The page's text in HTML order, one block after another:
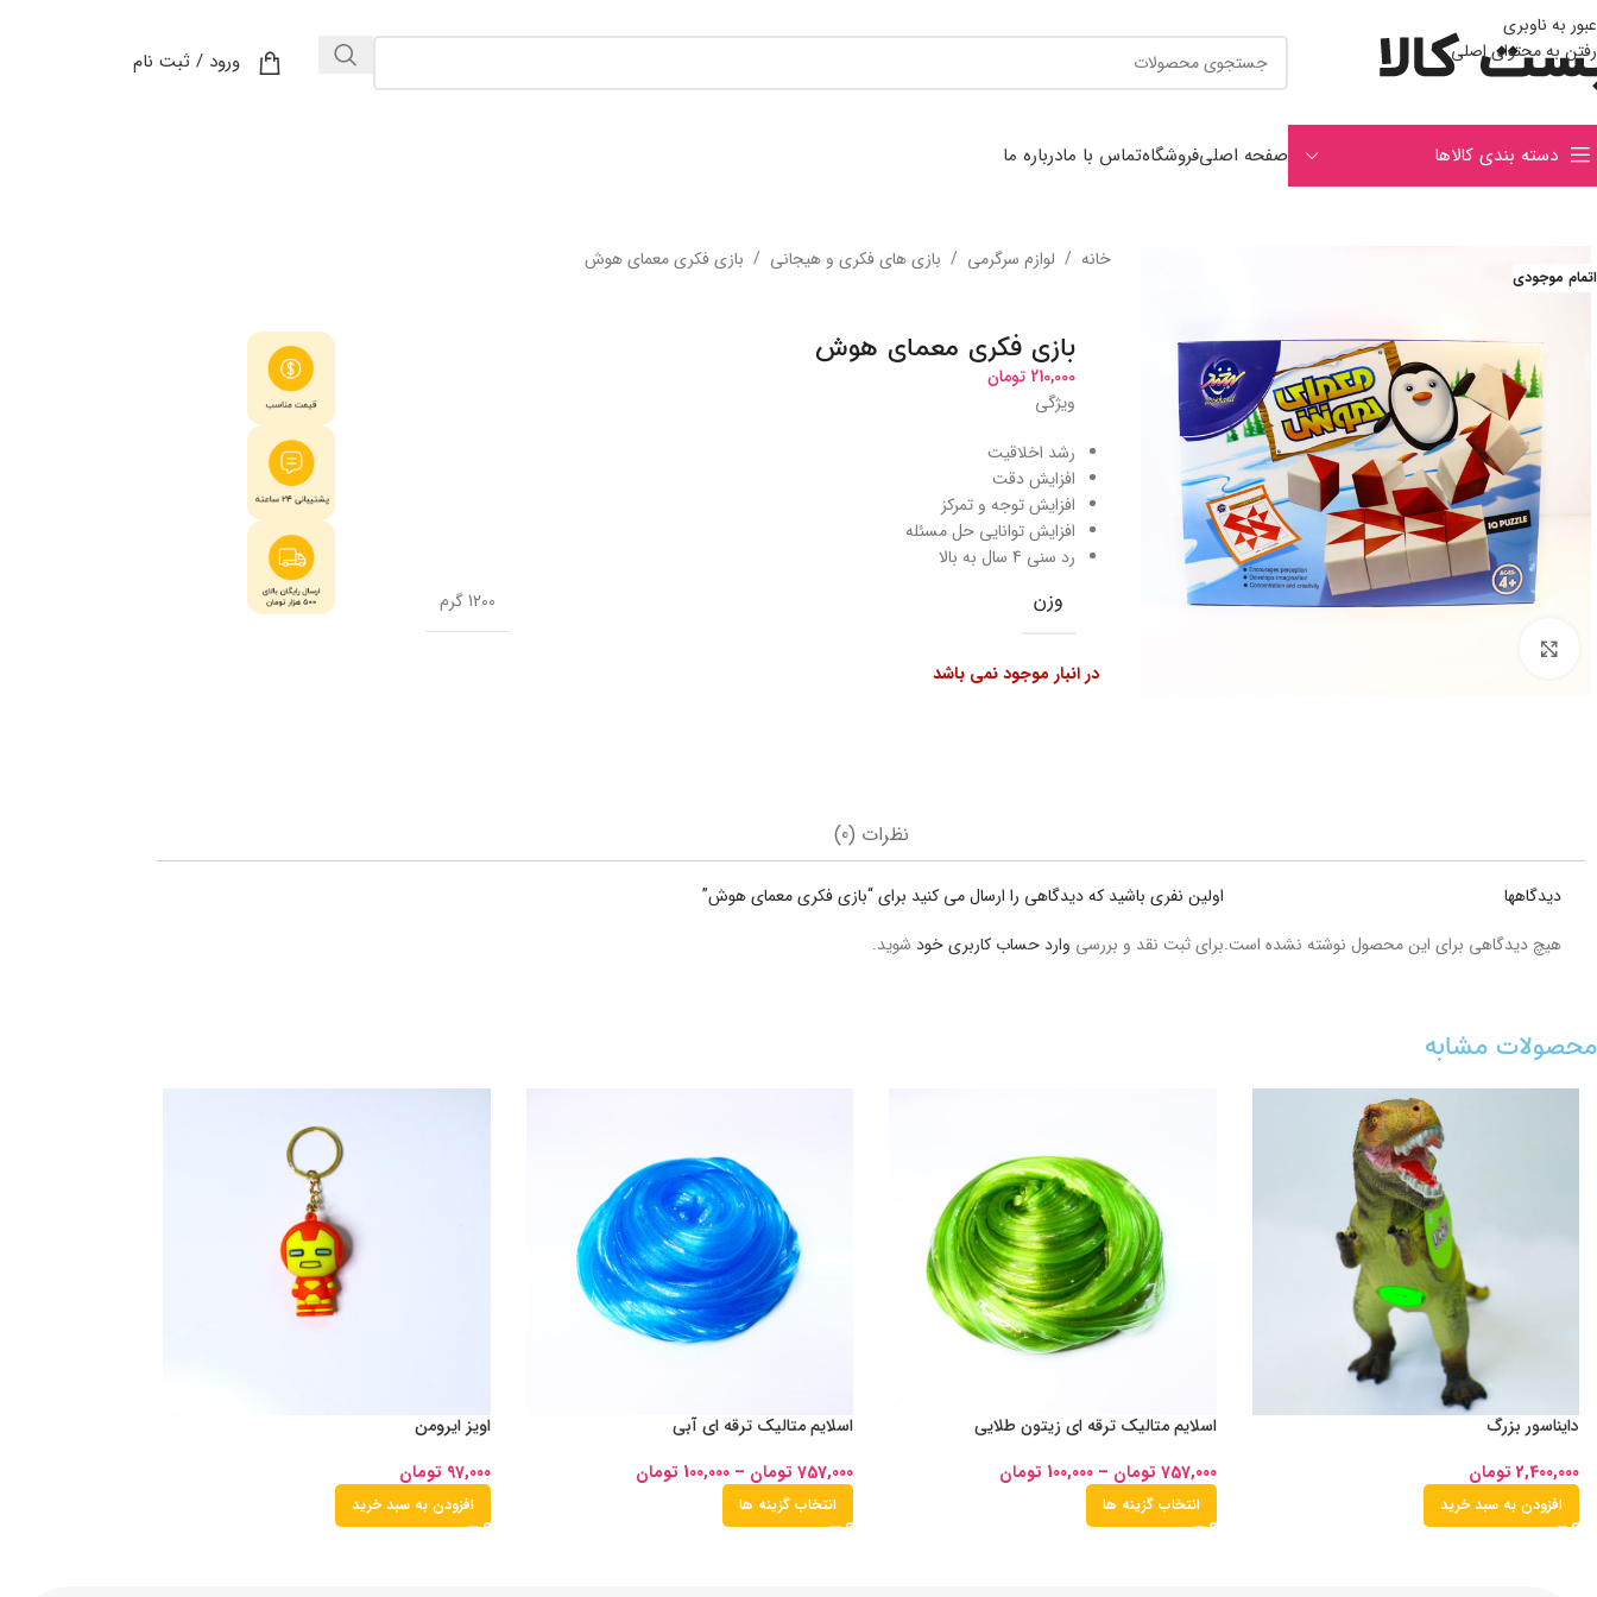
عبور به ناوبری
رفتن به محتوای اصلی
ورود / ثبت نام
دسته بندی کالاها صفحه اصلیفروشگاهتماس با مادرباره ما
اتمام موجودی
خانه / لوازم سرگرمی / بازی های فکری و هیجانی / بازی فکری معمای هوش
بازی فکری معمای هوش
210,000 تومان
ویژگی
رشد اخلاقیت
افزایش دقت
افزایش توجه و تمرکز
افزایش توانایی حل مسئله
رد سنی 4 سال به بالا
وزن 1200 گرم
در انبار موجود نمی باشد
نظرات (0)
دیدگاهها
هیچ دیدگاهی برای این محصول نوشته نشده است.
اولین نفری باشید که دیدگاهی را ارسال می کنید برای “بازی فکری معمای هوش”
برای ثبت نقد و بررسی وارد حساب کاربری خود شوید.
محصولات مشابه
دایناسور بزرگ
2,400,000 تومان
افزودن به سبد خرید
اسلایم متالیک ترقه ای زیتون طلایی
757,000 تومان –
100,000 تومان
انتخاب گزینه ها
اسلایم متالیک ترقه ای آبی
757,000 تومان –
100,000 تومان
انتخاب گزینه ها
اویز ایرومن
97,000 تومان
افزودن به سبد خرید